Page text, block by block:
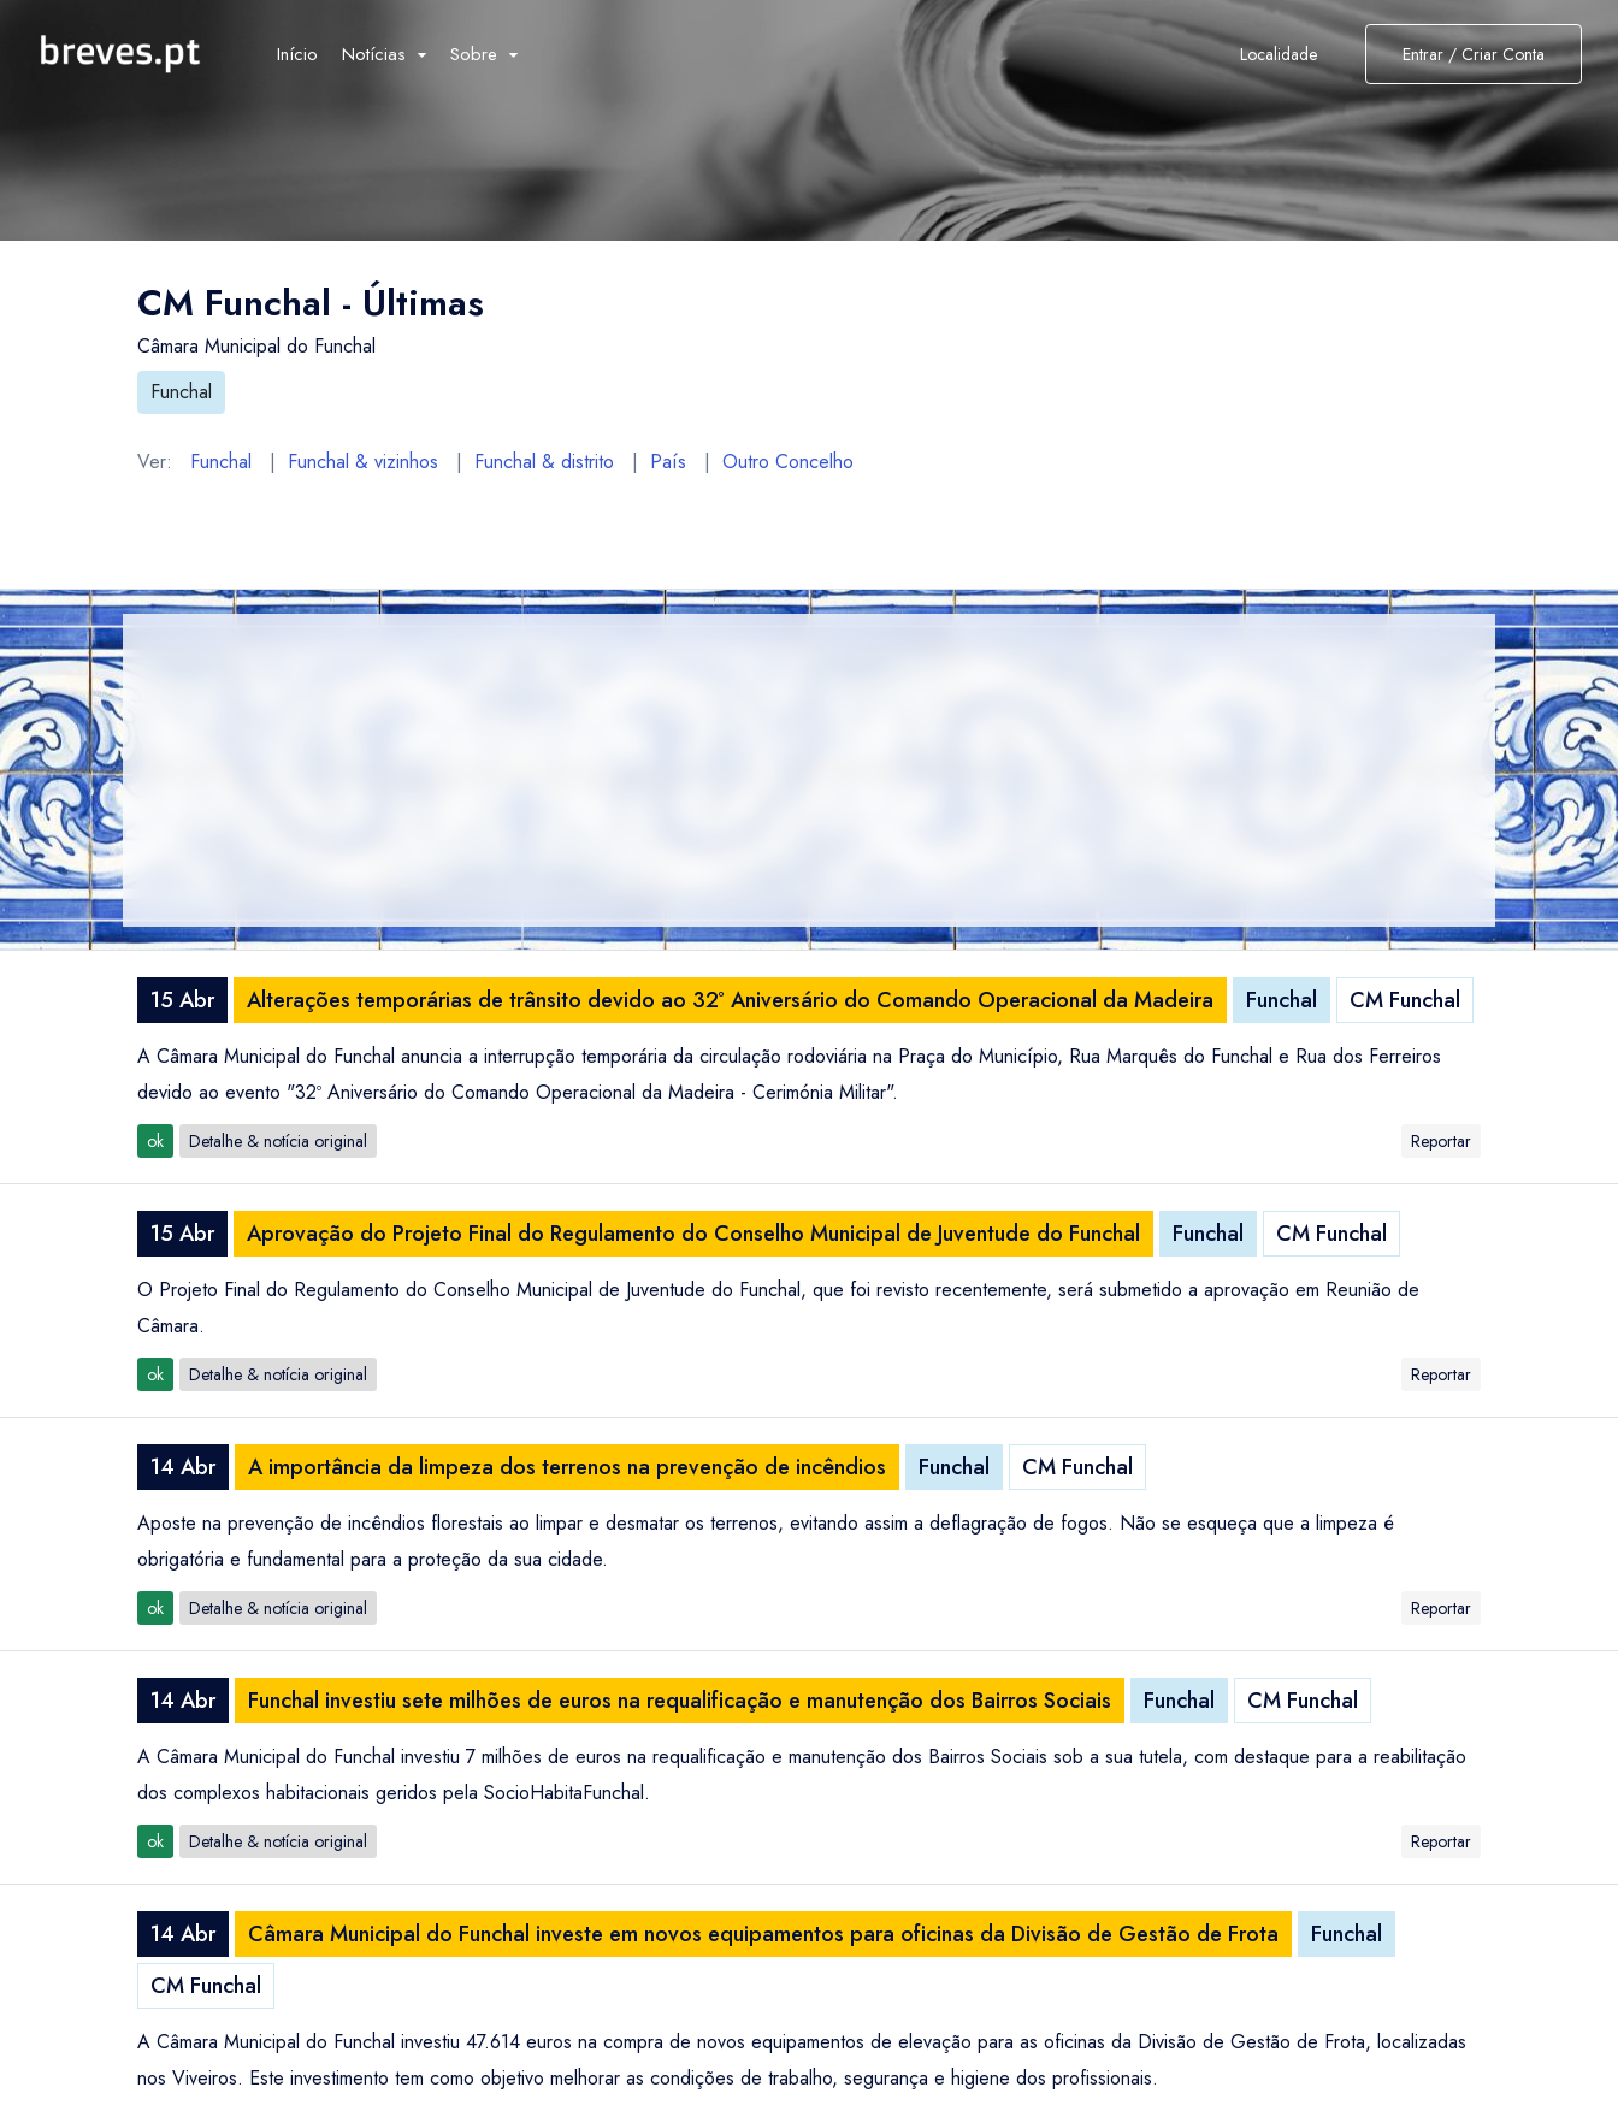
Início Notícias Sobre Localidade Entrar / Criar Conta
CM Funchal - Últimas
Câmara Municipal do Funchal
Funchal
Ver: Funchal | Funchal & vizinhos | Funchal & distrito | País | Outro Concelho
15 Abr Alterações temporárias de trânsito devido ao 32º Aniversário do Comando Operacional da Madeira Funchal CM Funchal
A Câmara Municipal do Funchal anuncia a interrupção temporária da circulação rodoviária na Praça do Município, Rua Marquês do Funchal e Rua dos Ferreiros
devido ao evento "32º Aniversário do Comando Operacional da Madeira - Cerimónia Militar".
ok Detalhe & notícia original Reportar
15 Abr Aprovação do Projeto Final do Regulamento do Conselho Municipal de Juventude do Funchal Funchal CM Funchal
O Projeto Final do Regulamento do Conselho Municipal de Juventude do Funchal, que foi revisto recentemente, será submetido a aprovação em Reunião de
Câmara.
ok Detalhe & notícia original Reportar
14 Abr A importância da limpeza dos terrenos na prevenção de incêndios Funchal CM Funchal
Aposte na prevenção de incêndios florestais ao limpar e desmatar os terrenos, evitando assim a deflagração de fogos. Não se esqueça que a limpeza é
obrigatória e fundamental para a proteção da sua cidade.
ok Detalhe & notícia original Reportar
14 Abr Funchal investiu sete milhões de euros na requalificação e manutenção dos Bairros Sociais Funchal CM Funchal
A Câmara Municipal do Funchal investiu 7 milhões de euros na requalificação e manutenção dos Bairros Sociais sob a sua tutela, com destaque para a reabilitação
dos complexos habitacionais geridos pela SocioHabitaFunchal.
ok Detalhe & notícia original Reportar
14 Abr Câmara Municipal do Funchal investe em novos equipamentos para oficinas da Divisão de Gestão de Frota
Funchal
CM Funchal
A Câmara Municipal do Funchal investiu 47.614 euros na compra de novos equipamentos de elevação para as oficinas da Divisão de Gestão de Frota, localizadas
nos Viveiros. Este investimento tem como objetivo melhorar as condições de trabalho, segurança e higiene dos profissionais.